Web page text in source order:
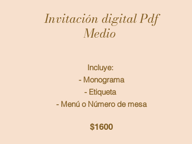
Invitación digital Pdf
Medio
Incluye:
- Monograma
- Etiqueta
- Menú o Número de mesa
$1600